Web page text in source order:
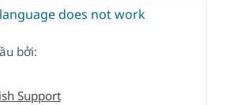
does not work
bởi:
Support